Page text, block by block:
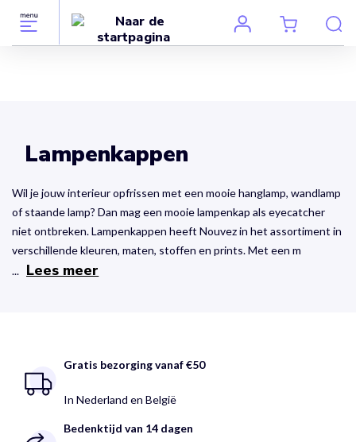
Lampenkappen
Wil je jouw interieur opfrissen met een mooie hanglamp, wandlamp
of staande lamp? Dan mag een mooie lampenkap als eyecatcher
niet ontbreken. Lampenkappen heeft Nouvez in het assortiment in
verschillende kleuren, maten, stoffen en prints. Met een m
... Lees meer
Gratis bezorging vanaf €50
In Nederland en België
Bedenktijd van 14 dagen